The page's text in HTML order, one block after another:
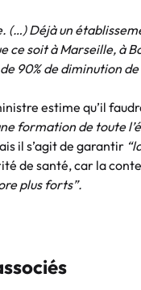
(…) Déjà un
ce soit à Marseille, à
90% de diminution
estime qu’il
formation de toute
il s’agit de garantir
de santé, car la
plus forts”.